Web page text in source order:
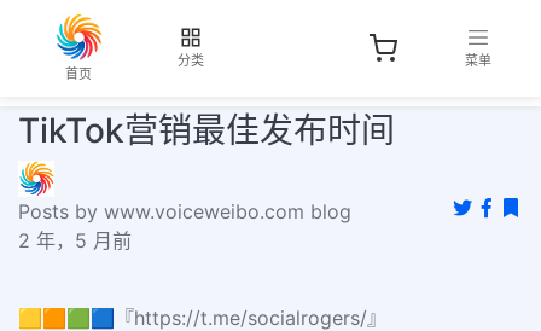
首页
分类 菜单
TikTok营销最佳发布时间
Posts by www.voiceweibo.com blog
2 年，5 月前
🟨🟧🟩🟦『https://t.me/socialrogers/』